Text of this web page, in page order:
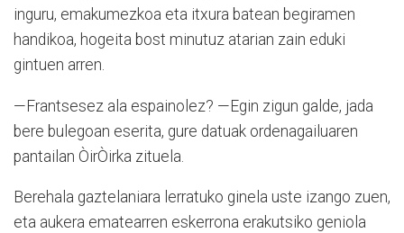
inguru, emakumezkoa eta itxura batean begiramen
handikoa, hogeita bost minutuz atarian zain eduki
gintuen arren.
—Frantsesez ala espainolez? —Egin zigun galde, jada
bere bulegoan eserita, gure datuak ordenagailuaren
pantailan ÒirÒirka zituela.
Berehala gaztelaniara lerratuko ginela uste izango zuen,
eta aukera ematearren eskerrona erakutsiko geniola